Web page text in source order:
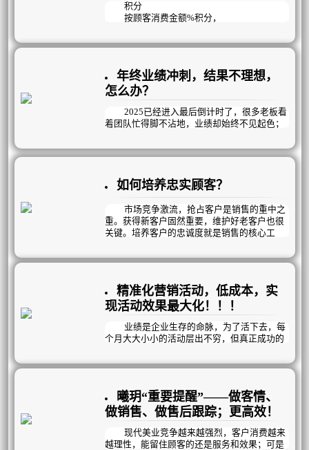
积分
按顾客消费金额%积分，
这种常规的积分活动已经out啦！
其实积分还可以
增加到店率、提升项目消耗、推荐好友、
让顾客养成预约的好习惯……等等；
不就一个积分活动，有您说的那么牛逼
曦玥最强定制积分活动就是能做到！
年终业绩冲刺，结果不理想，
怎么办？
2025已经进入最后倒计时了，很多老板看
着团队忙得脚不沾地，业绩却始终不见起色；
业，活动也做了，为什么业绩结果总不尽如人
意？
问题的核心：
往往在于“战略模糊”与“执行脱节”
与其用“努力”自我感动，不如用“科学的策
略”打一场有准备的冲刺战！
如何培养忠实顾客？
市场竞争激流，抢占客户是销售的重中之
重。获得新客户固然重要，维护好老客户也很
关键。培养客户的忠诚度就是销售的核心工
精准化营销活动，低成本，实
现活动效果最大化！！！
业绩是企业生存的命脉，为了活下去，每
个月大大小小的活动层出不穷，但真正成功的
不够吸引人、专业不到位、话术不过关……；
客的特定需求而逐渐被淘汰；“精准”被广泛运
用。
曦玥“重要提醒”——做客情、
做销售、做售后跟踪；更高效！
现代美业竞争越来越强烈，客户消费越来
越理性，能留住顾客的还是服务和效果；可是